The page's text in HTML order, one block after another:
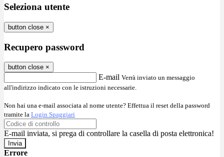
Seleziona utente
button close ×
Recupero password
button close ×
E-mail Verrà inviato un messaggio
all'indirizzo indicato con le istruzioni necessarie.
Non hai una e-mail associata al nome utente? Effettua il reset della password
tramite la Login Spaggiari
E-mail inviata, si prega di controllare la casella di posta elettronica!
Errore